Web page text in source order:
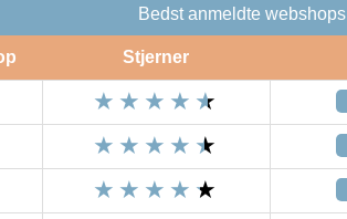
Bedst anmeldte webshops
Stjerner